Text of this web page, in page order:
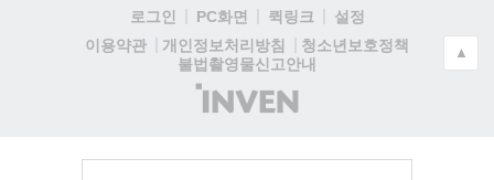
로그인 PC화면 퀵링크
설정
이용약관
개인정보처리방침
청소년보호정책
불법촬영물신고안내
(주)
인
▲